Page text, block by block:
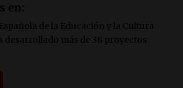
en:
de la Educación y la Cultura
desarrollado más de 38 proyectos